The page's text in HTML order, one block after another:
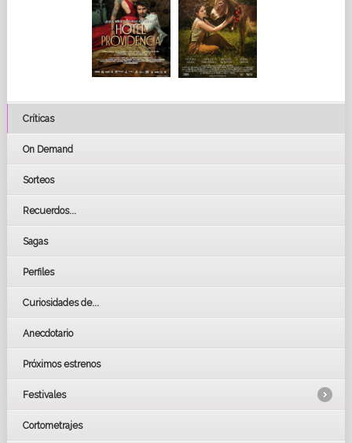
Críticas
On Demand
Sorteos
Recuerdos...
Sagas
Perfiles
Curiosidades de...
Anecdotario
Próximos estrenos
Festivales
LOS OSCARS
Cortometrajes